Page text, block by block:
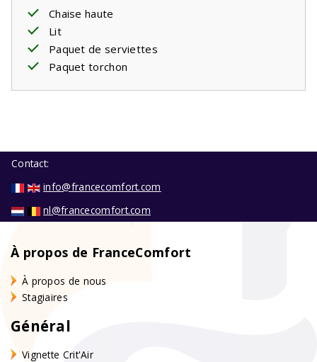
Chaise haute
Lit
Paquet de serviettes
Paquet torchon
Contact:
info@francecomfort.com
nl@francecomfort.com
À propos de FranceComfort
À propos de nous
Stagiaires
Général
Vignette Crit'Air